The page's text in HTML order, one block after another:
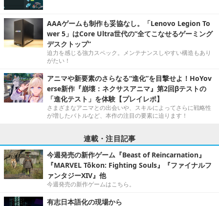
AAAゲームも制作も妥協なし。「Lenovo Legion To
wer 5」はCore Ultra世代の“全てこなせるゲーミング
デスクトップ”
迫力を感じる強力スペック。メンテナンスしやすい構造もあり
がたい！
アニマや新要素のさらなる“進化”を目撃せよ！HoYov
erse新作『崩壊：ネクサスアニマ』第2回βテストの
「進化テスト」を体験【プレイレポ】
さまざまなアニマとの出会いや、スキルによってさらに戦略性
が増したバトルなど、本作の注目の要素に迫ります！
連載・注目記事
今週発売の新作ゲーム『Beast of Reincarnation』
『MARVEL Tōkon: Fighting Souls』『ファイナルフ
ァンタジーXIV』他
今週発売の新作ゲームはこちら。
有志日本語化の現場から